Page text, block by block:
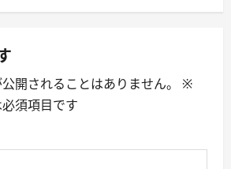
開されることはありません。
※
須項目です